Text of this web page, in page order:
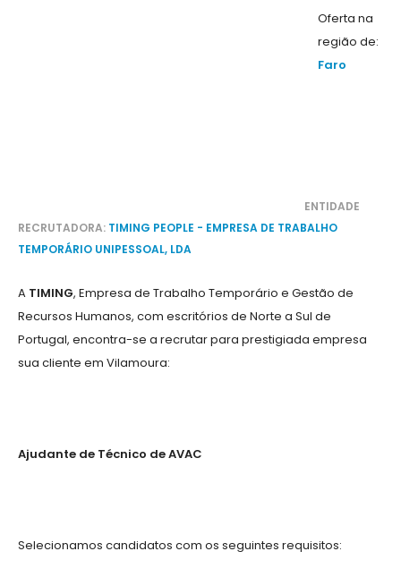
Oferta na
região de:
Faro
ENTIDADE
RECRUTADORA: TIMING PEOPLE - EMPRESA DE TRABALHO
TEMPORÁRIO UNIPESSOAL, LDA
A TIMING, Empresa de Trabalho Temporário e Gestão de
Recursos Humanos, com escritórios de Norte a Sul de
Portugal, encontra-se a recrutar para prestigiada empresa
sua cliente em Vilamoura:
Ajudante de Técnico de AVAC
Selecionamos candidatos com os seguintes requisitos: